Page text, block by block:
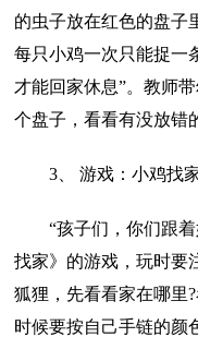
的虫子放在红色的盘子
每只小鸡一次只能捉一
才能回家休息”。教师
个盘子，看看有没放错
3、 游戏：小鸡找
“孩子们，你们跟着
找家》的游戏，玩时要
狐狸，先看看家在哪里
时候要按自己手链的颜